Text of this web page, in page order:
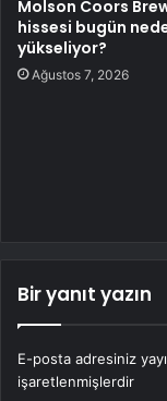
Molson Coors
hissesi bugün
yükseliyor?
Ağustos 7, 2026
Bir yanıt yazın
E-posta adresiniz
işaretlenmişlerdir